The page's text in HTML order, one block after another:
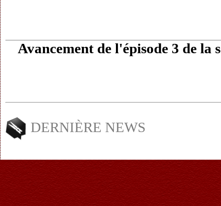
Avancement de l'épisode 3 de la
DERNIÈRE NEWS